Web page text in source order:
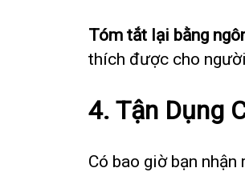
Tóm tắt lại bằng
thích được cho
4. Tận Dụng
Có bao giờ bạn